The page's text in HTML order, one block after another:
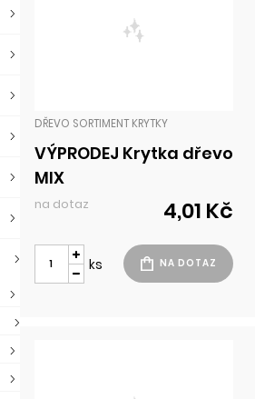
DŘEVO SORTIMENT KRYTKY
VÝPRODEJ Krytka dřevo
MIX
na dotaz 4,01 Kč
ks